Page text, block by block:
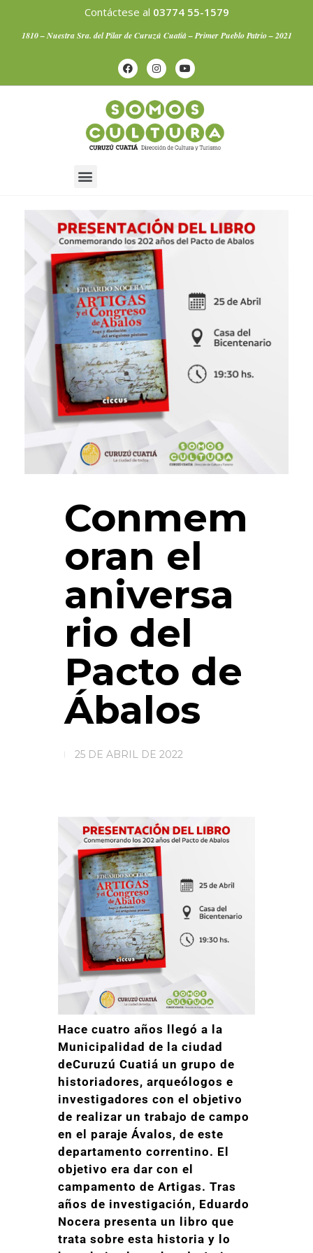
Contáctese al 03774 55-1579
1810 – Nuestra Sra. del Pilar de Curuzú Cuatiá – Primer Pueblo Patrio – 2021
Conmem
oran el
aniversa
rio del
Pacto de
Ábalos
25 DE ABRIL DE 2022
Hace cuatro años llegó a la
Municipalidad de la ciudad
deCuruzú Cuatiá un grupo de
historiadores, arqueólogos e
investigadores con el objetivo
de realizar un trabajo de campo
en el paraje Ávalos, de este
departamento correntino. El
objetivo era dar con el
campamento de Artigas. Tras
años de investigación, Eduardo
Nocera presenta un libro que
trata sobre esta historia y lo